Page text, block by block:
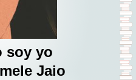
soy yo
Jaio